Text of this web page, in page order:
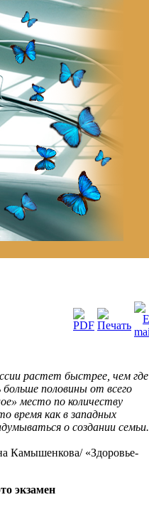
растет быстрее , чем где
больше половины от всего
» место по количеству
время как взападных
о создании семьи.
Камышенкова/ «Здоровье-
экзамен